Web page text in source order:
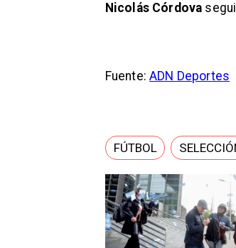
Nicolás Córdova
Fuente:ADN Deportes
FÚTBOL